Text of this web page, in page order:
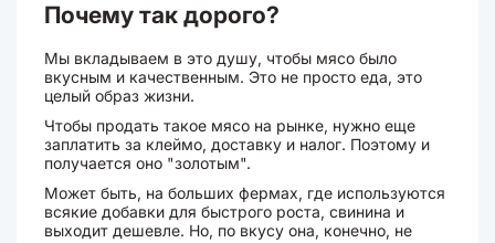
Почему так дорого?
Мы вкладываем в это душу, чтобы мясо было
вкусным и качественным. Это не просто еда, это
целый образ жизни.
Чтобы продать такое мясо на рынке, нужно еще
заплатить за клеймо, доставку и налог. Поэтому и
получается оно "золотым".
Может быть, на больших фермах, где используются
всякие добавки для быстрого роста, свинина и
выходит дешевле. Но, по вкусу она, конечно, не